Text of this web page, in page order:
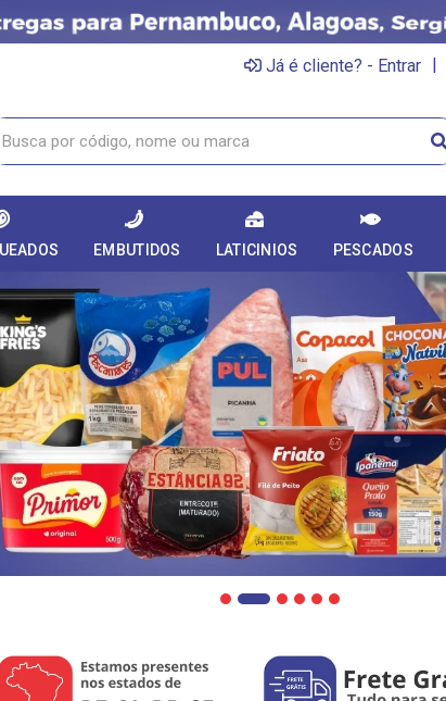
Já é cliente? - Entrar |
EMBUTIDOS LATICINIOS PESCADOS